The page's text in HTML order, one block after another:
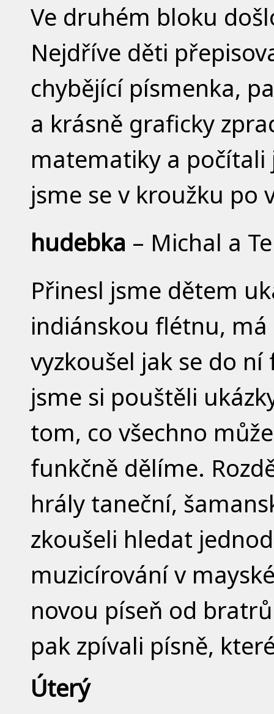
Ve druhém bloku
Nejdříve děti
chybějící písmenka,
a krásně graficky
matematiky a počítali
jsme se v kroužku po
hudebka – Michal a
Přinesl jsme dětem
indiánskou flétnu, má
vyzkoušel jak se do
jsme si pouštěli
tom, co všechno
funkčně dělíme.
hrály taneční,
zkoušeli hledat
muzicírování v
novou píseň od
pak zpívali písně,
Úterý